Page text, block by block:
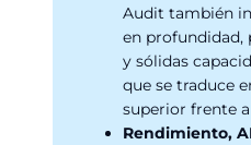
Audit también
en profundidad,
y sólidas
que se traduce
superior frente
Rendimiento,